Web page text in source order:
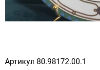
Артикул 80.98172.00.1